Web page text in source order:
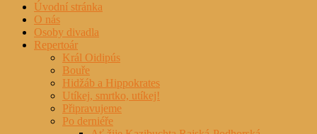
Úvodní stránka
O nás
Osoby divadla
Repertoár
Král Oidipús
Bouře
Hidžáb a Hippokrates
Utíkej, smrtko, utíkej!
Připravujeme
Po derniéře